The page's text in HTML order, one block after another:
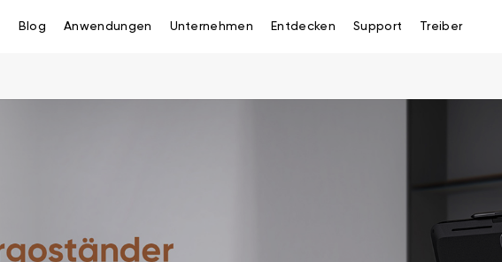
Blog Anwendungen Unternehmen Entdecken Support Treiber